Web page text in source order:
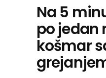
Na 5
po jedan
košmar